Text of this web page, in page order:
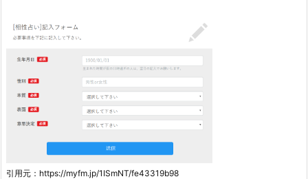
引用元：https://myfm.jp/1ISmNT/fe43319b98